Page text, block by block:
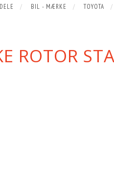
BIL - MÆRKE TOYOTA
ROTOR